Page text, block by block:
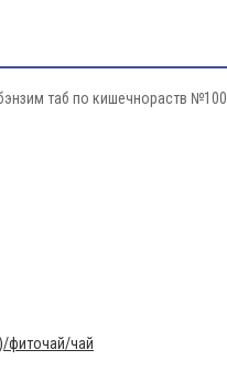
таб по кишечнораств №100
фиточай/чай